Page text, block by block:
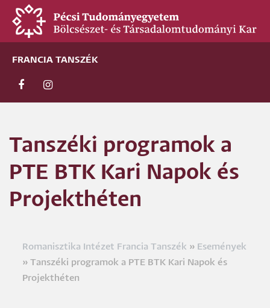
Ugrás
tartalomra
FRANCIA TANSZÉK
Tanszéki programok a
PTE BTK Kari Napok és
Projekthéten
Morzsa
Romanisztika Intézet Francia Tanszék
Események
Tanszéki programok a PTE BTK Kari Napok és
Projekthéten